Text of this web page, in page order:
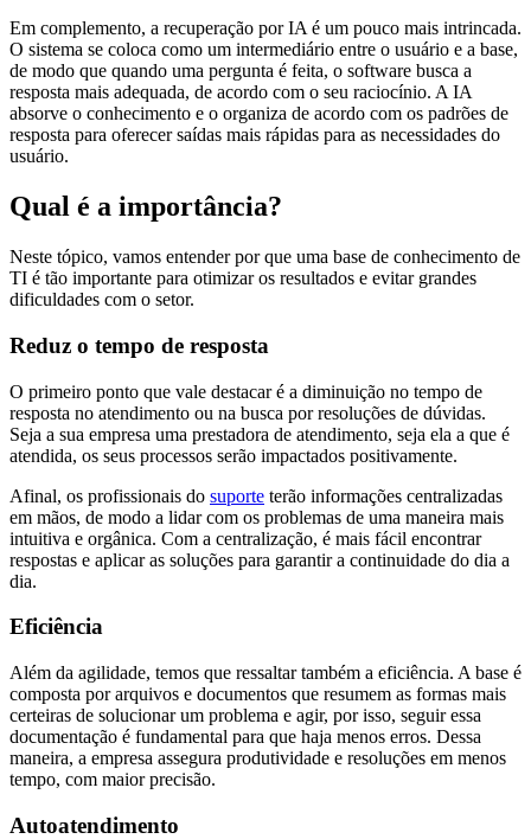
Em complemento, a recuperação por IA é um pouco mais intrincada.
O sistema se coloca como um intermediário entre o usuário e a base,
de modo que quando uma pergunta é feita, o software busca a
resposta mais adequada, de acordo com o seu raciocínio. A IA
absorve o conhecimento e o organiza de acordo com os padrões de
resposta para oferecer saídas mais rápidas para as necessidades do
usuário.
Qual é a importância?
Neste tópico, vamos entender por que uma base de conhecimento de
TI é tão importante para otimizar os resultados e evitar grandes
dificuldades com o setor.
Reduz o tempo de resposta
O primeiro ponto que vale destacar é a diminuição no tempo de
resposta no atendimento ou na busca por resoluções de dúvidas.
Seja a sua empresa uma prestadora de atendimento, seja ela a que é
atendida, os seus processos serão impactados positivamente.
Afinal, os profissionais do suporte terão informações centralizadas
em mãos, de modo a lidar com os problemas de uma maneira mais
intuitiva e orgânica. Com a centralização, é mais fácil encontrar
respostas e aplicar as soluções para garantir a continuidade do dia a
dia.
Eficiência
Além da agilidade, temos que ressaltar também a eficiência. A base é
composta por arquivos e documentos que resumem as formas mais
certeiras de solucionar um problema e agir, por isso, seguir essa
documentação é fundamental para que haja menos erros. Dessa
maneira, a empresa assegura produtividade e resoluções em menos
tempo, com maior precisão.
Autoatendimento